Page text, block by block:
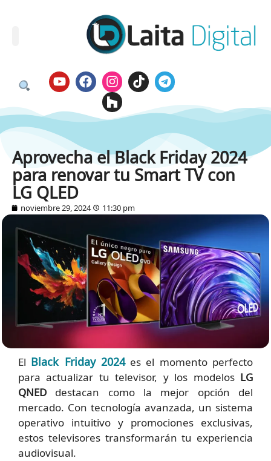
Aprovecha el Black Friday 2024
para renovar tu Smart TV con
LG QLED
noviembre 29, 2024 11:30 pm
El Black Friday 2024es el momento perfecto
para actualizar tu televisor, y los modelos LG
QNED destacan como la mejor opción del
mercado. Con tecnología avanzada, un sistema
operativo intuitivo y promociones exclusivas,
estos televisores transformarán tu experiencia
audiovisual.